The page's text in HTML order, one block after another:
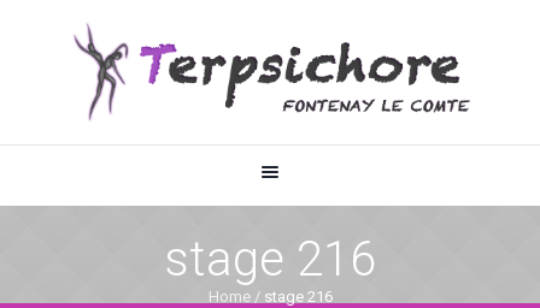
stage 216
Home / stage 216